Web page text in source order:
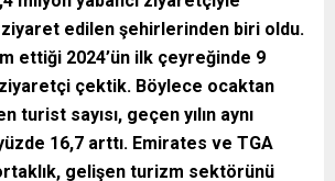
ziyaret edilen şehirlerinden biri oldu.
ettiği 2024’ün ilk çeyreğinde 9
çektik. Böylece ocaktan
turist sayısı, geçen yılın aynı
16,7 arttı. Emirates ve TGA
gelişen turizm sektörünü